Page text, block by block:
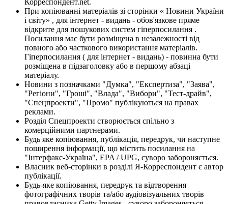
При копіюванні матеріалів зі сторінки « Новини України
і світу» , для інтернет - видань - обов'язкове пряме
відкрите для пошукових систем гіперпосилання .
Посилання має бути розміщена в незалежності від
повного або часткового використання матеріалів.
Гіперпосилання ( для інтернет - видань) - повинна бути
розміщена в підзаголовку або в першому абзаці
матеріалу.
Новини з позначками "Думка", "Експертиза", "Заява",
"Регіони", "Гроші", "Влада", "Вибори", "Тест-драйв",
"Спецпроекти", "Промо" публікуються на правах
реклами.
Розділ Спецпроекти створюється спільно з
комерційними партнерами.
Будь яке копіювання, публікація, передрук, чи наступне
поширення інформації, що містить посилання на
"Інтерфакс-Україна", EPA / UPG, суворо забороняється.
Власник веб-сторінки в розділі Я-Корреспондент є автор
публікації.
Будь-яке копіювання, передрук та відтворення
фотографічних творів та/або аудіовізуальних творів